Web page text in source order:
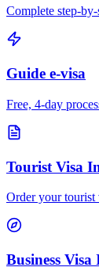
Complete step-
Guide e-visa
Free, 4-day
Tourist Visa
Order your tourist
Business